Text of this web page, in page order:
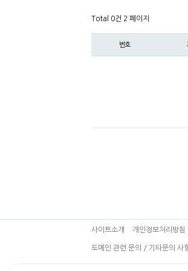
Total 0건 2 페이지
번호
사이트소개 개인정보처리방침
도메인 관련 문의 / 기타문의